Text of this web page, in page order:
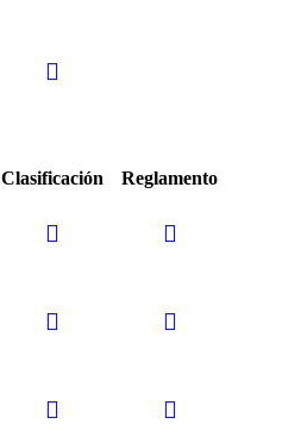
Clasificación
Reglamento